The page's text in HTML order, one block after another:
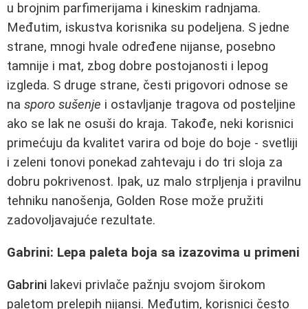
u brojnim parfimerijama i kineskim radnjama.
Međutim, iskustva korisnika su podeljena. S jedne
strane, mnogi hvale određene nijanse, posebno
tamnije i mat, zbog dobre postojanosti i lepog
izgleda. S druge strane, česti prigovori odnose se
na sporo sušenje i ostavljanje tragova od posteljine
ako se lak ne osuši do kraja. Takođe, neki korisnici
primećuju da kvalitet varira od boje do boje - svetliji
i zeleni tonovi ponekad zahtevaju i do tri sloja za
dobru pokrivenost. Ipak, uz malo strpljenja i pravilnu
tehniku nanošenja, Golden Rose može pružiti
zadovoljavajuće rezultate.
Gabrini: Lepa paleta boja sa izazovima u primeni
Gabrini lakevi privlače pažnju svojom širokom
paletom prelepih nijansi. Međutim, korisnici često